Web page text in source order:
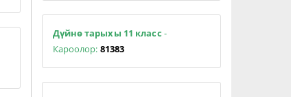
Дүйнө тарыхы 11 класс -
Кароолор: 81383